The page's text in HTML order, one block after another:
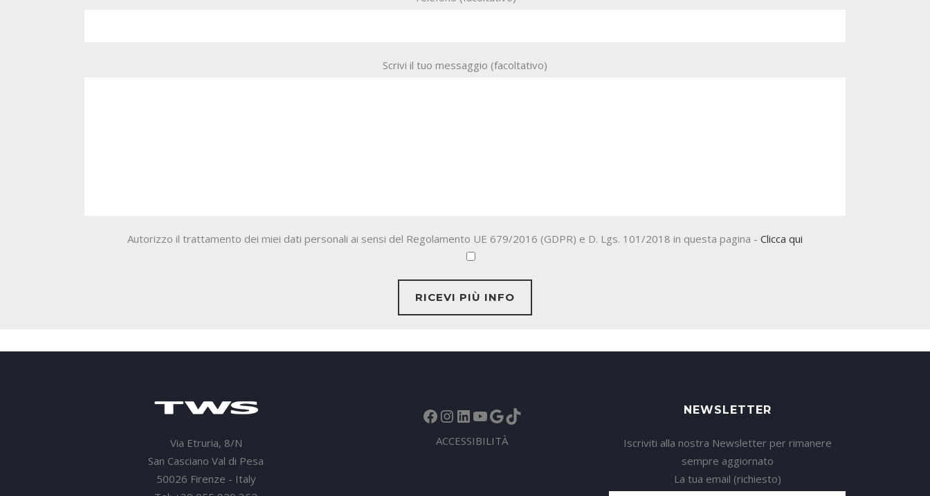
Scrivi il tuo messaggio (facoltativo)
Autorizzo il trattamento dei miei dati personali ai sensi del Regolamento UE 679/2016 (GDPR) e D. Lgs. 101/2018 in questa pagina - Clicca qui
Via Etruria, 8/N
San Casciano Val di Pesa
50026 Firenze - Italy
Facebook
Instagram
LinkedIn
YouTube
Google
TikTok
ACCESSIBILITÀ
NEWSLETTER
Iscriviti alla nostra Newsletter per rimanere
sempre aggiornato
La tua email (richiesto)